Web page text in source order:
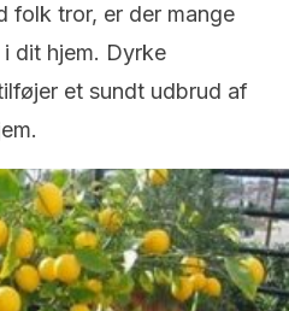
folk tror, er der mange
dit hjem. Dyrke
et sundt udbrud af